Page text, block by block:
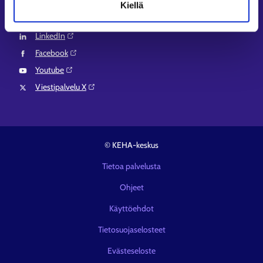
Kiellä
Instagram⁠
LinkedIn⁠
Facebook⁠
Youtube⁠
Viestipalvelu X⁠
© KEHA-keskus
Tietoa palvelusta
Ohjeet
Käyttöehdot
Tietosuojaselosteet
Evästeseloste